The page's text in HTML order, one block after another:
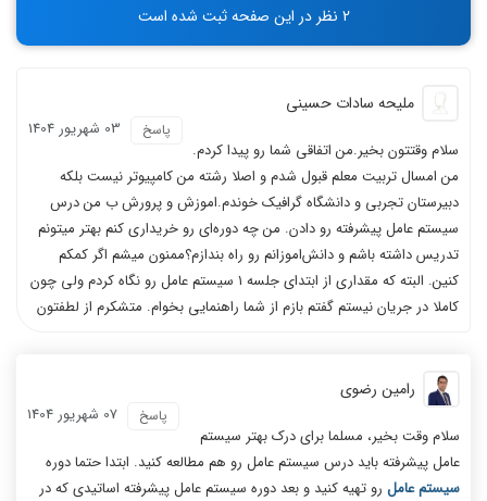
- 2 نظر در این صفحه ثبت شده است
ملیحه سادات حسینی
03 شهریور 1404 پاسخ
سلام وقتتون بخیر.من اتفاقی شما رو پیدا کردم.
من امسال تربیت معلم قبول شدم و اصلا رشته من کامپیوتر نیست بلکه
دبیرستان تجربی و دانشگاه گرافیک خوندم.اموزش و پرورش ب من درس
سیستم عامل پیشرفته رو دادن. من چه دوره‌ای رو خریداری کنم بهتر میتونم
تدریس داشته باشم و دانش‌اموزانم رو راه بندازم؟ممنون میشم اگر کمکم
کنین. البته که مقداری از ابتدای جلسه ۱ سیستم عامل رو نگاه کردم ولی چون
کاملا در جریان نیستم گفتم بازم از شما راهنمایی بخوام. متشکرم از لطفتون
رامین رضوی
07 شهریور 1404 پاسخ
سلام وقت بخیر، مسلما برای درک بهتر سیستم
عامل پیشرفته باید درس سیستم عامل رو هم مطالعه کنید. ابتدا حتما دوره
سیستم عامل رو تهیه کنید و بعد دوره سیستم عامل پیشرفته اساتیدی که در